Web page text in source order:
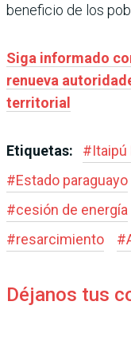
beneficio de los
Siga informado
renueva
territorial
Etiquetas: #Itaipú
#Estado paraguayo
#cesión de energía
#resarcimiento #
Déjanos tus